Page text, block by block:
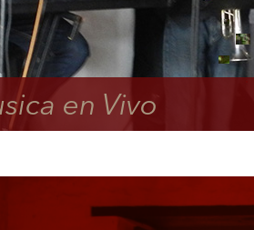
para sus
con sobriedad,